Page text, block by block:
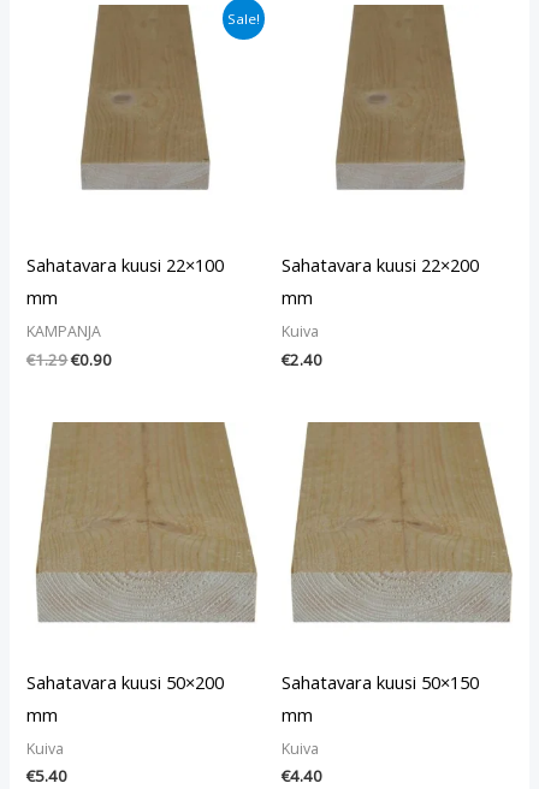
Sale!
Sahatavara kuusi 22×100
mm
KAMPANJA
€1.29
Alkuperäinen
hinta
€1.29.
€0.90
Sahatavara kuusi 22×200
mm
Kuiva
€2.40
Sahatavara kuusi 50×200
mm
Kuiva
€5.40
Sahatavara kuusi 50×150
mm
Kuiva
€4.40